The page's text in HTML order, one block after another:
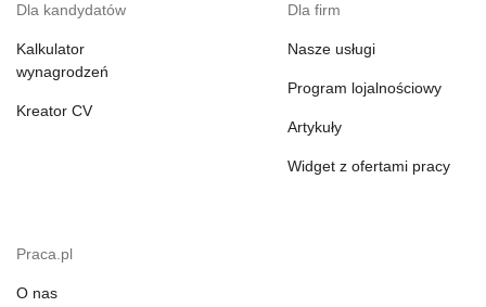
Dla kandydatów
Kalkulator
wynagrodzeń
Kreator CV
Dla firm
Nasze usługi
Program lojalnościowy
Artykuły
Widget z ofertami pracy
Praca.pl
O nas